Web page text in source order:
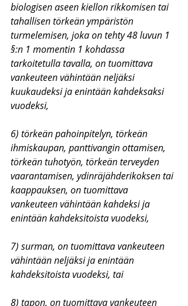
biologisen aseen kiellon rikkomisen tai
tahallisen törkeän ympäristön
turmelemisen, joka on tehty 48 luvun 1
§:n 1 momentin 1 kohdassa
tarkoitetulla tavalla, on tuomittava
vankeuteen vähintään neljäksi
kuukaudeksi ja enintään kahdeksaksi
vuodeksi,
6) törkeän pahoinpitelyn, törkeän
ihmiskaupan, panttivangin ottamisen,
törkeän tuhotyön, törkeän terveyden
vaarantamisen, ydinräjähderikoksen tai
kaappauksen, on tuomittava
vankeuteen vähintään kahdeksi ja
enintään kahdeksitoista vuodeksi,
7) surman, on tuomittava vankeuteen
vähintään neljäksi ja enintään
kahdeksitoista vuodeksi, tai
8) tapon, on tuomittava vankeuteen